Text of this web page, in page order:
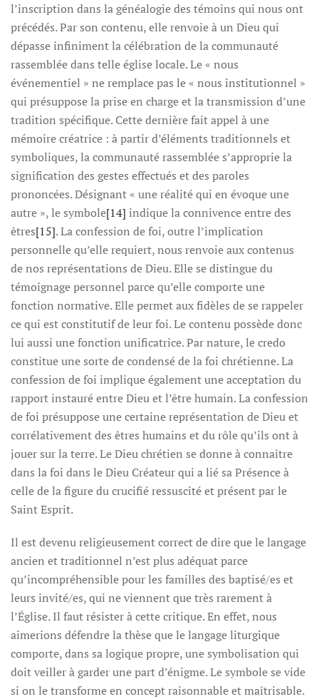
l’inscription dans la généalogie des témoins qui nous ont
précédés. Par son contenu, elle renvoie à un Dieu qui
dépasse infiniment la célébration de la communauté
rassemblée dans telle église locale. Le « nous
événementiel » ne remplace pas le « nous institutionnel »
qui présuppose la prise en charge et la transmission d’une
tradition spécifique. Cette dernière fait appel à une
mémoire créatrice : à partir d’éléments traditionnels et
symboliques, la communauté rassemblée s’approprie la
signification des gestes effectués et des paroles
prononcées. Désignant « une réalité qui en évoque une
autre », le symbole[14] indique la connivence entre des
êtres[15]. La confession de foi, outre l’implication
personnelle qu’elle requiert, nous renvoie aux contenus
de nos représentations de Dieu. Elle se distingue du
témoignage personnel parce qu’elle comporte une
fonction normative. Elle permet aux fidèles de se rappeler
ce qui est constitutif de leur foi. Le contenu possède donc
lui aussi une fonction unificatrice. Par nature, le credo
constitue une sorte de condensé de la foi chrétienne. La
confession de foi implique également une acceptation du
rapport instauré entre Dieu et l’être humain. La confession
de foi présuppose une certaine représentation de Dieu et
corrélativement des êtres humains et du rôle qu’ils ont à
jouer sur la terre. Le Dieu chrétien se donne à connaître
dans la foi dans le Dieu Créateur qui a lié sa Présence à
celle de la figure du crucifié ressuscité et présent par le
Saint Esprit.
Il est devenu religieusement correct de dire que le langage
ancien et traditionnel n’est plus adéquat parce
qu’incompréhensible pour les familles des baptisé/es et
leurs invité/es, qui ne viennent que très rarement à
l’Église. Il faut résister à cette critique. En effet, nous
aimerions défendre la thèse que le langage liturgique
comporte, dans sa logique propre, une symbolisation qui
doit veiller à garder une part d’énigme. Le symbole se vide
si on le transforme en concept raisonnable et maîtrisable.